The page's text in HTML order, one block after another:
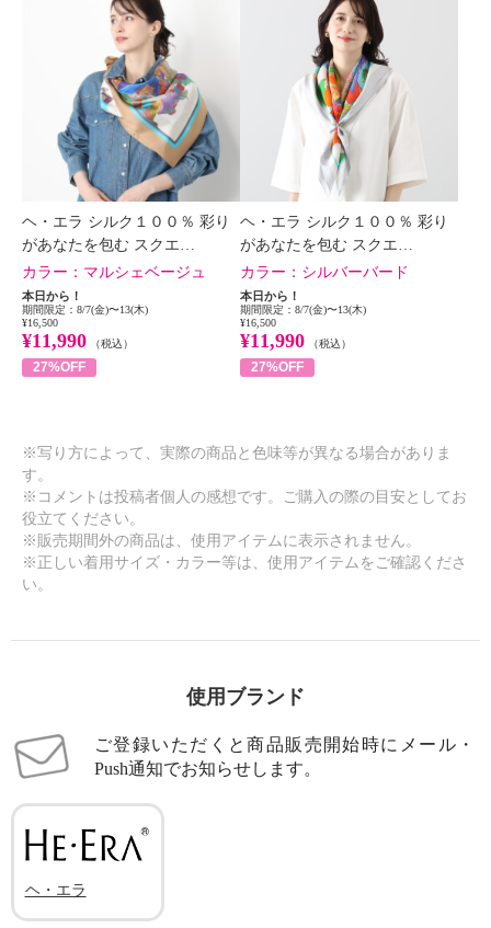
ヘ・エラ シルク１００％ 彩り
があなたを包む スクエ…
カラー： マルシェベージュ
本日から！
期間限定：8/7(金)〜13(木)
¥16,500
¥11,990 （税込）
27%OFF
ヘ・エラ シルク１００％ 彩り
があなたを包む スクエ…
カラー： シルバーバード
本日から！
期間限定：8/7(金)〜13(木)
¥16,500
¥11,990 （税込）
27%OFF
※写り方によって、実際の商品と色味等が異なる場合がありま
す。
※コメントは投稿者個人の感想です。ご購入の際の目安としてお
役立てください。
※販売期間外の商品は、使用アイテムに表示されません。
※正しい着用サイズ・カラー等は、使用アイテムをご確認くださ
い。
使用ブランド
ご登録いただくと商品販売開始時にメール・
Push通知でお知らせします。
ヘ・エラ